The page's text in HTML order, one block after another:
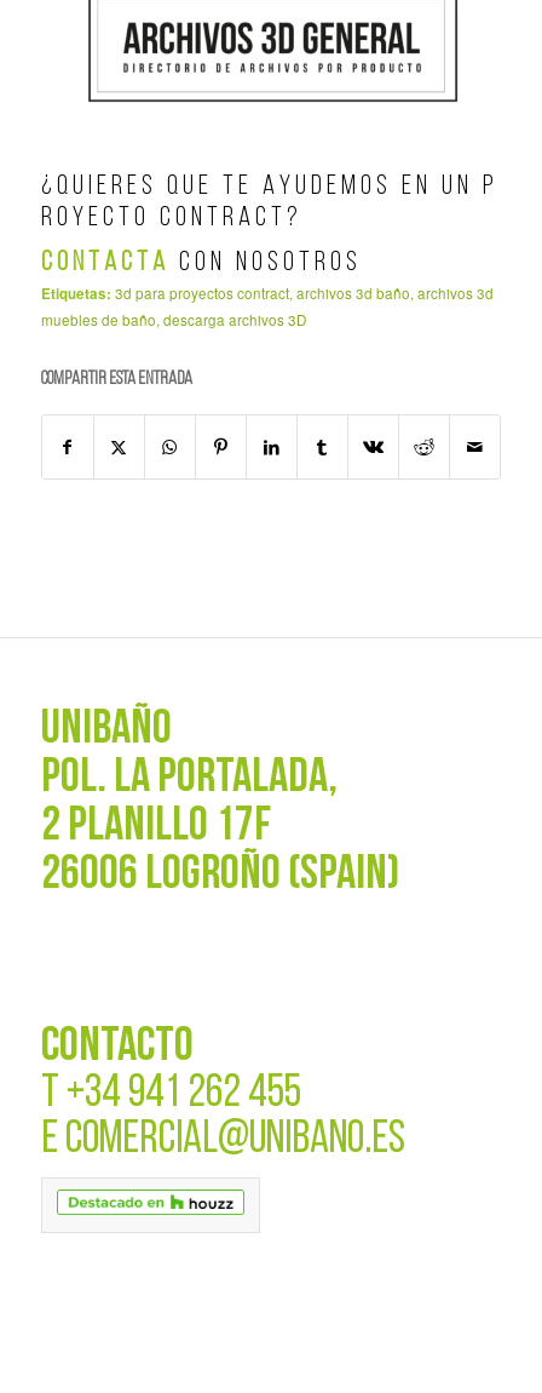
¿ Q U I E R E S Q U E T E A Y U D E M O S E N U N P
R O Y E C T O C O N T R A C T ?
C O N T A C T AC O N N O S O T R O S
Etiquetas: 3d para proyectos contract, archivos 3d baño, archivos 3d
muebles de baño, descarga archivos 3D
Compartir esta entrada
UNIBAÑO
POL. La Portalada,
2 PLANILLO 17F
26006 LOGROÑO (SPAIN)
CONTACTO
T +34 941 262 455
E COMERCIAL@UNIBANO.ES